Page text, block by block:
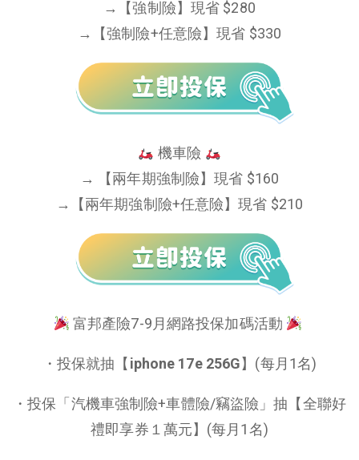
→【強制險】現省 $280
→【強制險+任意險】現省 $330
機車險
→ 【兩年期強制險】現省 $160
→【兩年期強制險+任意險】現省 $210
富邦產險7-9月網路投保加碼活動
・投保就抽【 iphone 17e 256G】(每月1名)
・投保「汽機車強制險+車體險/竊盜險」抽【全聯好
禮即享券１萬元】(每月1名)